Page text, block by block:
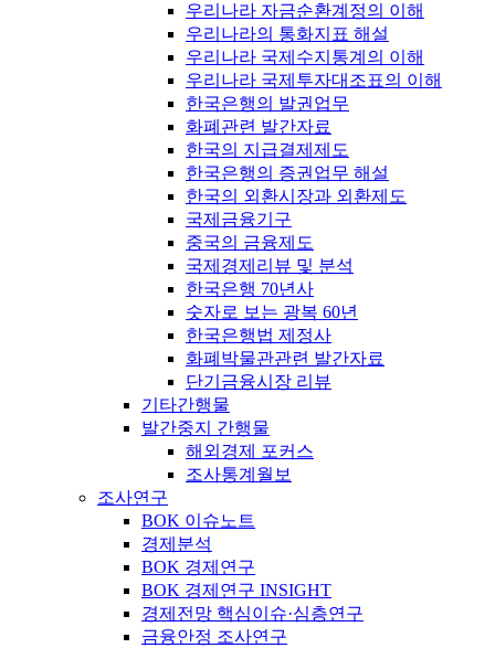
우리나라 자금순환계정의 이해
우리나라의 통화지표 해설
우리나라 국제수지통계의 이해
우리나라 국제투자대조표의 이해
한국은행의 발권업무
화폐관련 발간자료
한국의 지급결제제도
한국은행의 증권업무 해설
한국의 외환시장과 외환제도
국제금융기구
중국의 금융제도
국제경제리뷰 및 분석
한국은행 70년사
숫자로 보는 광복 60년
한국은행법 제정사
화폐박물관관련 발간자료
단기금융시장 리뷰
기타간행물
발간중지 간행물
해외경제 포커스
조사통계월보
조사연구
BOK 이슈노트
경제분석
BOK 경제연구
BOK 경제연구 INSIGHT
경제전망 핵심이슈·심층연구
금융안정 조사연구